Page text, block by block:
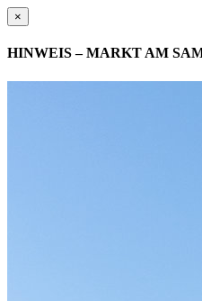
×
HINWEIS – MARKT AM